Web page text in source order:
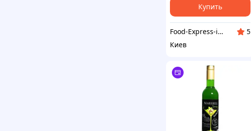
отборные Королевские
Купить
Food-Express-інтернет магазин горіхів та сухофруктів оптом та в роздріб
5
Киев